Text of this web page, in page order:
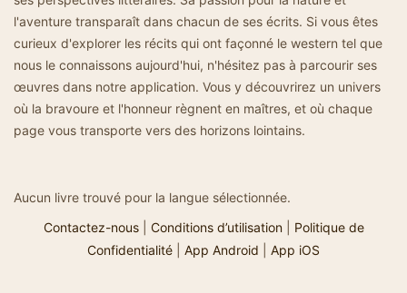
l'aventure transparaît dans chacun de ses écrits. Si vous êtes
curieux d'explorer les récits qui ont façonné le western tel que
nous le connaissons aujourd'hui, n'hésitez pas à parcourir ses
œuvres dans notre application. Vous y découvrirez un univers
où la bravoure et l'honneur règnent en maîtres, et où chaque
page vous transporte vers des horizons lointains.
Aucun livre trouvé pour la langue sélectionnée.
Contactez-nous| Conditions d’utilisation| Politique de
Confidentialité
App Android App iOS